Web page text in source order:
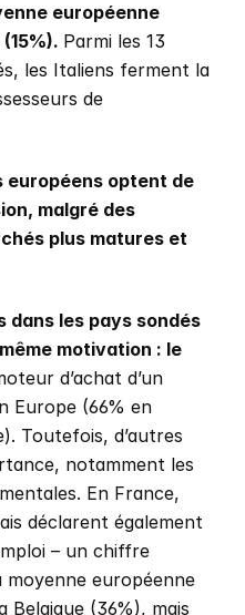
européenne
Parmi les 13
les Italiens ferment la
de
européens optent de
malgré des
plus matures et
dans les pays sondés
motivation : le
d’achat d’un
Europe (66% en
Toutefois, d’autres
notamment les
En France,
déclarent également
– un chiffre
moyenne européenne